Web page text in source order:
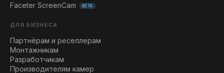
Faceter ScreenCam BETA
ДЛЯ БИЗНЕСА
Партнёрам и реселлерам
Монтажникам
Разработчикам
Производителям камер